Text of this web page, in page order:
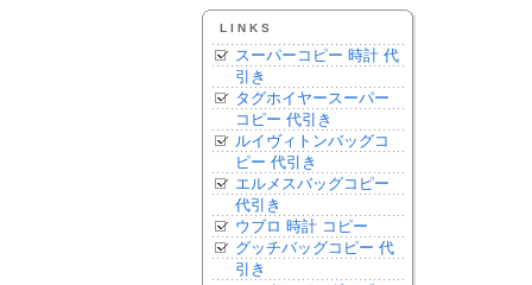
LINKS
スーパーコピー 時計 代
引き
タグホイヤースーパー
コピー 代引き
ルイヴィトンバッグコ
ピー 代引き
エルメスバッグコピー
代引き
ウブロ 時計 コピー
グッチバッグコピー 代
引き